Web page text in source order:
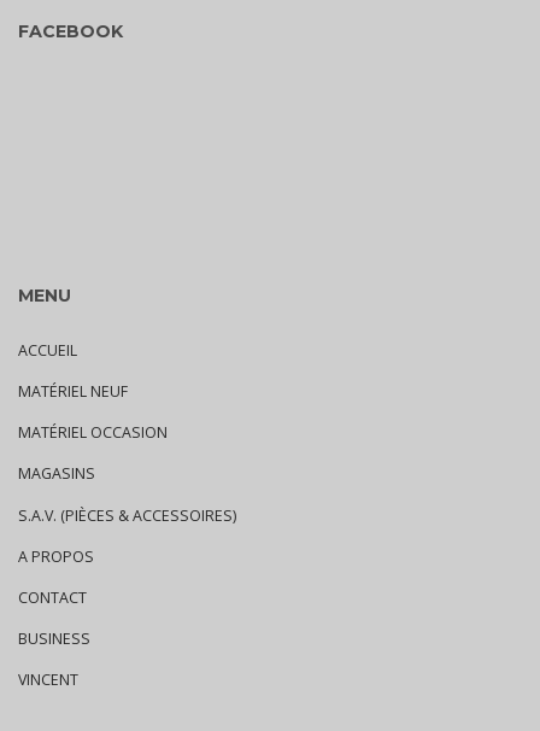
FACEBOOK
MENU
ACCUEIL
MATÉRIEL NEUF
MATÉRIEL OCCASION
MAGASINS
S.A.V. (PIÈCES & ACCESSOIRES)
A PROPOS
CONTACT
BUSINESS
VINCENT